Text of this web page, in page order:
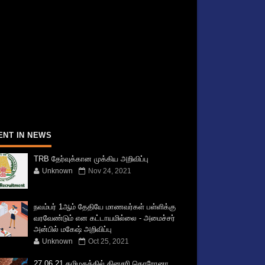
IN NEWS
TRB தேர்வுக்கான முக்கிய அறிவிப்பு
Unknown Nov 24, 2021
நவம்பர் 1ஆம் தேதியே மாணவர்கள் பள்ளிக்கு
வரவேண்டும் என கட்டாயமில்லை - அமைச்சர்
அன்பில் மகேஷ் அறிவிப்பு
Unknown Oct 25, 2021